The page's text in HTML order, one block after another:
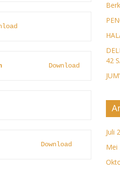
Download
Download
42
Juli
Mei